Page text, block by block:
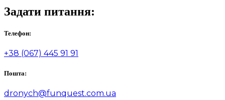
Задати питання:
Телефон:
+38 (067) 445 91 91
Пошта:
dronych@funquest.com.ua